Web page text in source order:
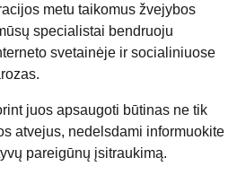
metu taikomus žvejybos
specialistai bendruoju
svetainėje ir socialiniuose
juos apsaugoti būtinas ne tik
atvejus, nedelsdami informuokite
pareigūnų įsitraukimą.